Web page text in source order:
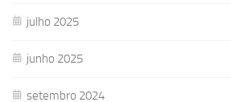
julho 2025
junho 2025
setembro 2024